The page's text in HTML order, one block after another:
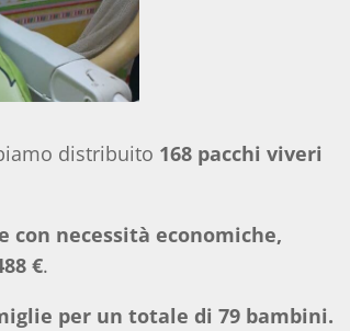
distribuito 168 pacchi viveri
con necessità economiche,
€.
per un totale di 79 bambini.